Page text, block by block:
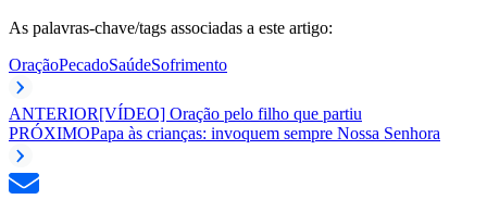
As palavras-chave/tags associadas a este artigo:
OraçãoPecadoSaúdeSofrimento
ANTERIOR[VÍDEO] Oração pelo filho que partiu
PRÓXIMOPapa às crianças: invoquem sempre Nossa Senhora